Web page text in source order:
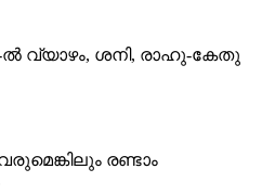
വ്യാഴം, ശനി, രാഹു-കേതു
രണ്ടാം